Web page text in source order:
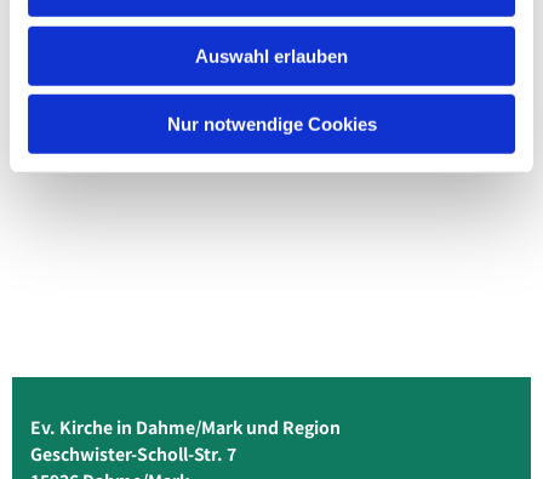
Auswahl erlauben
Nur notwendige Cookies
Ev. Kirche in Dahme/Mark und Region
Geschwister-Scholl-Str. 7